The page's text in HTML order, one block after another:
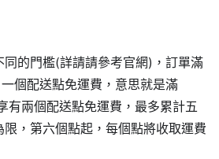
同的門檻(詳請請參考官網)，訂單滿
個配送點免運費，意思就是滿
兩個配送點免運費，最多累計五
，第六個點起，每個點將收取運費